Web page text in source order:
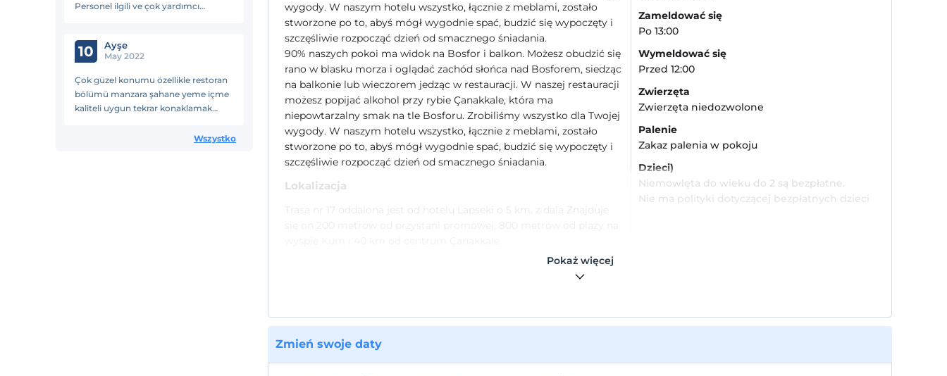
Personel ilgili ve çok yardımcı
Balık/Rakı ve mezeler gayet güzeldi.
10 Ayşe
May 2022
Çok güzel konumu özellikle restoran
bölümü manzara şahane yeme içme
kaliteli uygun tekrar konaklamak
Wszystko
wygody. W naszym hotelu wszystko, łącznie z meblami, zostało
stworzone po to, abyś mógł wygodnie spać, budzić się wypoczęty i
szczęśliwie rozpocząć dzień od smacznego śniadania.
90% naszych pokoi ma widok na Bosfor i balkon. Możesz obudzić się
rano w blasku morza i oglądać zachód słońca nad Bosforem, siedząc
na balkonie lub wieczorem jedząc w restauracji. W naszej restauracji
możesz popijać alkohol przy rybie Çanakkale, która ma
niepowtarzalny smak na tle Bosforu. Zrobiliśmy wszystko dla Twojej
wygody. W naszym hotelu wszystko, łącznie z meblami, zostało
stworzone po to, abyś mógł wygodnie spać, budzić się wypoczęty i
szczęśliwie rozpocząć dzień od smacznego śniadania.
Lokalizacja
Trasa nr 17 oddalona jest od hotelu Lapseki o 5 km. z dala Znajduje
Zameldować się
Po 13:00
Wymeldować się
Przed 12:00
Zwierzęta
Zwierzęta niedozwolone
Palenie
Zakaz palenia w pokoju
Dzieci)
Niemowlęta do wieku do 2 są bezpłatne.
Nie ma polityki dotyczącej bezpłatnych dzieci
Pokaż więcej
Zmień swoje daty